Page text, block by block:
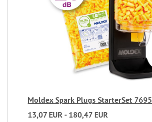
Moldex Spark Plugs StarterSet 7695
13,07 EUR - 180,47 EUR